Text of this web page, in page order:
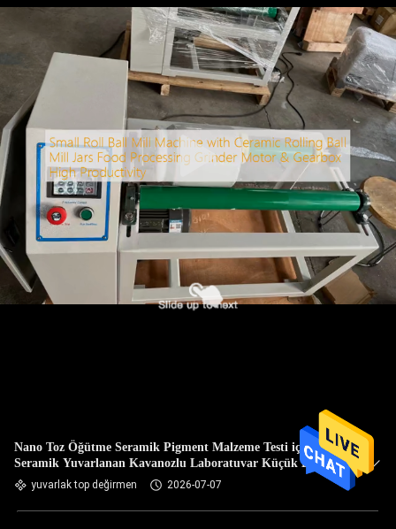
Nano Toz Öğütme Seramik Pigment Malzeme Testi için
Seramik Yuvarlanan Kavanozlu Laboratuvar Küçük Bilyalı
Değirmen Öğütücü
yuvarlak top değirmen 2026-07-07